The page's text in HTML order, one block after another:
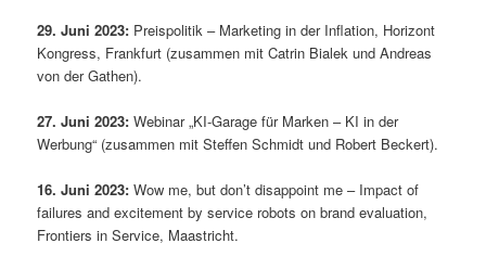
29. Juni 2023: Preispolitik – Marketing in der Inflation, Horizont
Kongress, Frankfurt (zusammen mit Catrin Bialek und Andreas
von der Gathen).
27. Juni 2023: Webinar „KI-Garage für Marken – KI in der
Werbung“ (zusammen mit Steffen Schmidt und Robert Beckert).
16. Juni 2023: Wow me, but don’t disappoint me – Impact of
failures and excitement by service robots on brand evaluation,
Frontiers in Service, Maastricht.